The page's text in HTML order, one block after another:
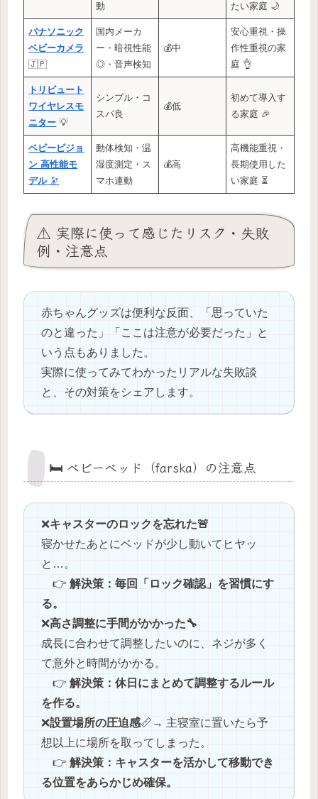
動
たい家庭 🌙
パナソニック
ベビーカメラ
🇯🇵
国内メーカ
ー・暗視性能
◎・音声検知
💰中
安心重視・操
作性重視の家
庭 👌
トリビュート
ワイヤレスモ
ニター 💡
シンプル・コ
スパ良
💰低
初めて導入す
る家庭 🎉
ベビービジョ
ン 高性能モ
デル🔭
動体検知・温
湿度測定・ス
マホ連動
💰高
高機能重視・
長期使用した
い家庭 ⏳
⚠️ 実際に使って感じたリスク・失敗
例・注意点
赤ちゃんグッズは便利な反面、「思っていた
のと違った」「ここは注意が必要だった」と
いう点もありました。
実際に使ってみてわかったリアルな失敗談
と、その対策をシェアします。
🛏️ ベビーベッド（farska）の注意点
❌️キャスターのロックを忘れた🚨
寝かせたあとにベッドが少し動いてヒヤッ
と…。
👉 解決策：毎回「ロック確認」を習慣にす
る。
❌️高さ調整に手間がかかった🔧
成長に合わせて調整したいのに、ネジが多く
て意外と時間がかかる。
👉 解決策：休日にまとめて調整するルール
を作る。
❌️設置場所の圧迫感📏→ 主寝室に置いたら予
想以上に場所を取ってしまった。
👉 解決策：キャスターを活かして移動でき
る位置をあらかじめ確保。